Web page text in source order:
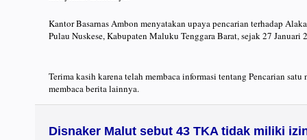
Kantor Basarnas Ambon menyatakan upaya pencarian terhadap
Pulau Nuskese, Kabupaten Maluku Tenggara Barat, sejak 27
Terima kasih karena telah membaca informasi tentang Pencarian
membaca berita lainnya.
Disnaker Malut sebut 43 TKA tidak miliki